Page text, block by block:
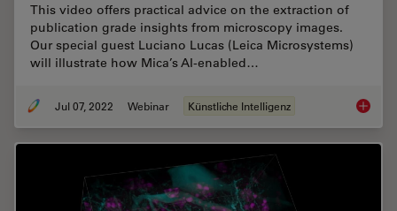
This video offers practical advice on the extraction of
publication grade insights from microscopy images.
Our special guest Luciano Lucas (Leica Microsystems)
will illustrate how Mica’s AI-enabled…
Jul 07, 2022 Webinar Künstliche Intelligenz 3D